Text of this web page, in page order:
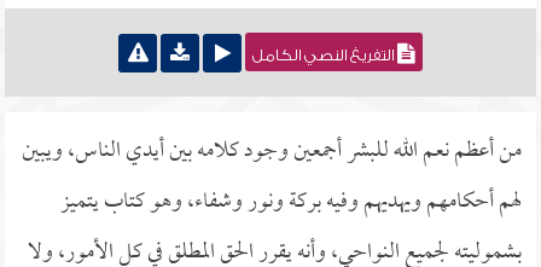
التفريغ النصي الكامل
من أعظم نعم الله للبشر أجمعين وجود كلامه بين أيدي الناس، ويبين
لهم أحكامهم ويهديهم وفيه بركة ونور وشفاء، وهو كتاب يتميز
بشموليته لجميع النواحي، وأنه يقرر الحق المطلق في كل الأمور، ولا